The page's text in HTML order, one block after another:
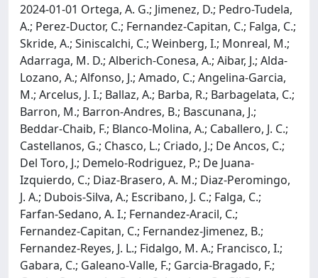
2024-01-01 Ortega, A. G.; Jimenez, D.; Pedro-Tudela,
A.; Perez-Ductor, C.; Fernandez-Capitan, C.; Falga, C.;
Skride, A.; Siniscalchi, C.; Weinberg, I.; Monreal, M.;
Adarraga, M. D.; Alberich-Conesa, A.; Aibar, J.; Alda-
Lozano, A.; Alfonso, J.; Amado, C.; Angelina-Garcia,
M.; Arcelus, J. I.; Ballaz, A.; Barba, R.; Barbagelata, C.;
Barron, M.; Barron-Andres, B.; Bascunana, J.;
Beddar-Chaib, F.; Blanco-Molina, A.; Caballero, J. C.;
Castellanos, G.; Chasco, L.; Criado, J.; De Ancos, C.;
Del Toro, J.; Demelo-Rodriguez, P.; De Juana-
Izquierdo, C.; Diaz-Brasero, A. M.; Diaz-Peromingo,
J. A.; Dubois-Silva, A.; Escribano, J. C.; Falga, C.;
Farfan-Sedano, A. I.; Fernandez-Aracil, C.;
Fernandez-Capitan, C.; Fernandez-Jimenez, B.;
Fernandez-Reyes, J. L.; Fidalgo, M. A.; Francisco, I.;
Gabara, C.; Galeano-Valle, F.; Garcia-Bragado, F.;